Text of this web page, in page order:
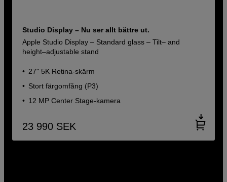
Studio Display – Nu ser allt bättre ut.
Apple Studio Display – Standard glass – Tilt– and
height–adjustable stand
27" 5K Retina-skärm
Stort färg­omfång (P3)
12 MP Center Stage-kamera
23 990 SEK